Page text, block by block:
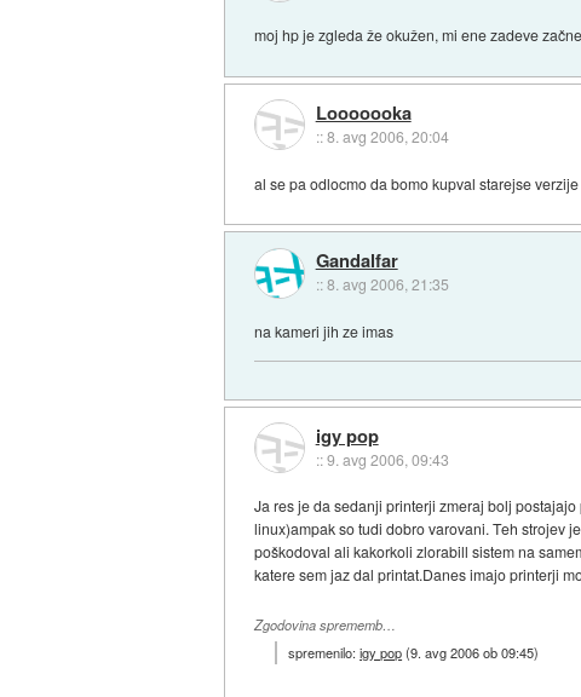
moj hp je zgleda že okužen, mi ene zadeve
Looooooka
::8. avg 2006, 20:04
al se pa odlocmo da bomo kupval starejse
Gandalfar
::8. avg 2006, 21:35
na kameri jih ze imas
igy pop
::9. avg 2006, 09:43
Ja res je da sedanji printerji zmeraj bolj
linux)ampak so tudi dobro varovani. Teh strojev
poškodoval ali kakorkoli zlorabill sistem na
katere sem jaz dal printat.Danes imajo printerji
Zgodovina sprememb…
spremenilo:igy pop(9. avg 2006 ob 09:45)